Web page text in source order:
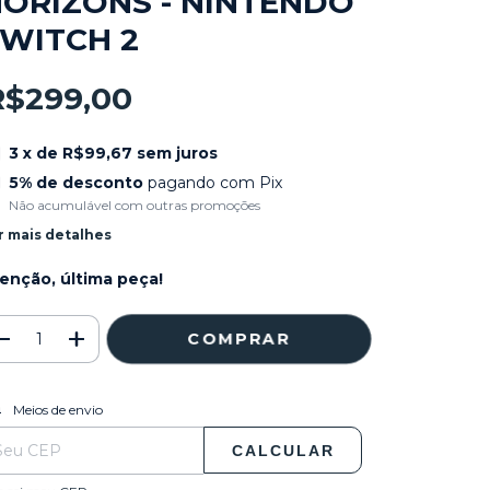
2
3 x de R$99,67 sem juros
5% de descontopagando com Pix
Não acumulável com outras promoções
mais detalhes
última peça!
para o CEP:
Meios de envio
CALCULAR